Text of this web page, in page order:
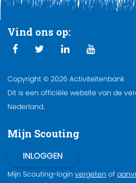
Vind ons op:
Copyright © 2026 Activiteitenbank
Dit is een officiële website van de
Nederland.
Mijn Scouting
Mijn Scouting-login vergeten of